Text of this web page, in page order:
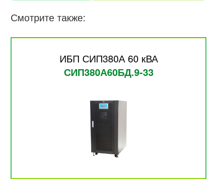
Смотрите также:
ИБП СИП380А 60 кВА
СИП380А60БД.9-33